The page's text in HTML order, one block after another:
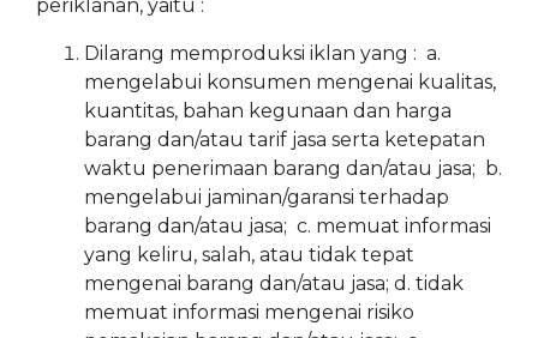
periklanan, yaitu :
Dilarang memproduksi iklan yang : a.
mengelabui konsumen mengenai kualitas,
kuantitas, bahan kegunaan dan harga
barang dan/atau tarif jasa serta ketepatan
waktu penerimaan barang dan/atau jasa; b.
mengelabui jaminan/garansi terhadap
barang dan/atau jasa; c. memuat informasi
yang keliru, salah, atau tidak tepat
mengenai barang dan/atau jasa; d. tidak
memuat informasi mengenai risiko